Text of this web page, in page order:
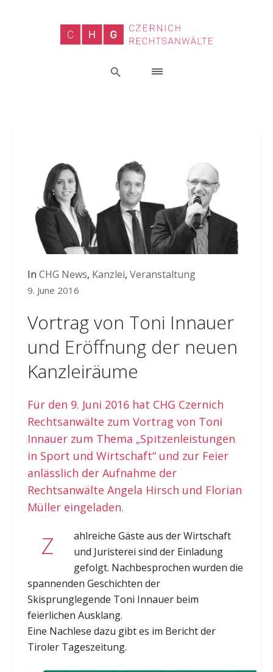
In CHG News, Kanzlei, Veranstaltung
9. June 2016
Vortrag von Toni Innauer
und Eröffnung der neuen
Kanzleiräume
Für den 9. Juni 2016 hat CHG Czernich
Rechtsanwälte zum Vortrag von Toni
Innauer zum Thema „Spitzenleistungen
in Sport und Wirtschaft“ und zur Feier
anlässlich der Aufnahme der
Rechtsanwälte Angela Hirsch und Florian
Müller eingeladen.
Z
ahlreiche Gäste aus der Wirtschaft
und Juristerei sind der Einladung
gefolgt. Nachbesprochen wurden die
spannenden Geschichten der
Skisprunglegende Toni Innauer beim
feierlichen Ausklang.
Eine Nachlese dazu gibt es im Bericht der
Tiroler Tageszeitung.